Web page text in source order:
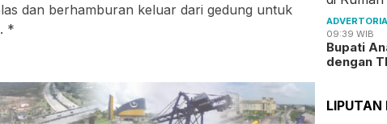
dan berhamburan keluar dari gedung untuk
*
09:39 WIB
Bupati
dengan
LIPUTAN